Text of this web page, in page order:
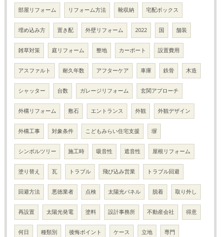
部屋リフォーム リフォーム方法 靴収納 宅配ボックス
埋め込み方 置き配 外壁リフォーム 2022 国 舗装
雑草対策 庭リフォーム 整地 カーポート 設置費用
アスファルト 耐久年数 アフターケア 車庫 鉄骨 木造
シャッター 台数 ガレージリフォーム 玄関アプローチ
外構リフォーム 敷石 エントランス 外観 外観デザイン
外構工事 対象条件 こどもみらい住宅支援 塀
シンボルツリー 施工時 吸音性 遮音性 屋根リフォーム
塗り替え 瓦 トラブル 飛び込み営業 トラブル回避
回避方法 悪徳業者 点検 太陽光パネル 脱着 取り外し
再設置 太陽光発電 塗料 設計事務所 不動産会社 得意
何日 種類別 後悔ポイント ケース 立地 専門